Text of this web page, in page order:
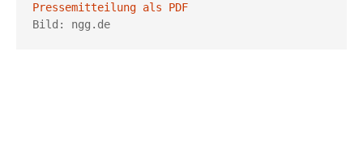
Pressemitteilung als PDF
Bild: ngg.de